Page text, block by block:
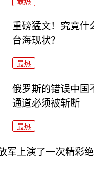
重磅猛文！究竟什
台海现状？
最热
俄罗斯的错误中国
通道必须被斩断
最热
军上演了一次精彩